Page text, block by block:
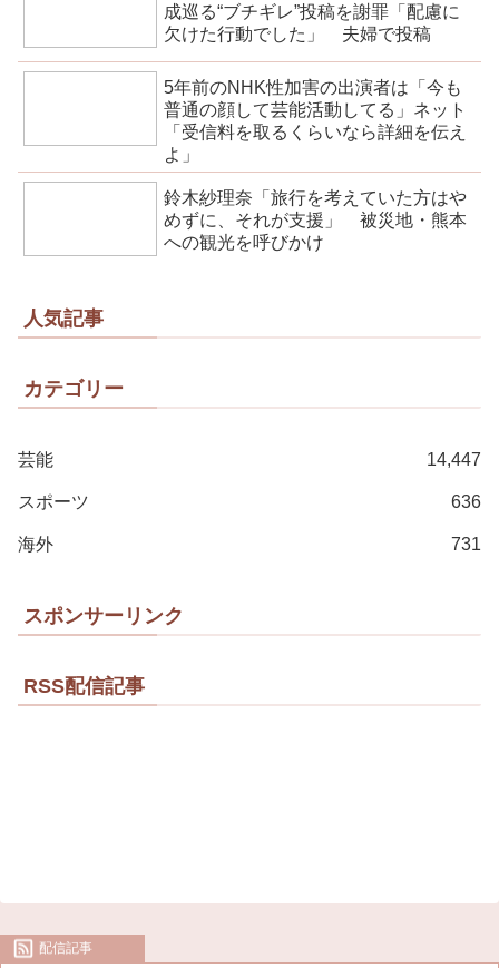
成巡る“ブチギレ”投稿を謝罪「配慮に
欠けた行動でした」 夫婦で投稿
5年前のNHK性加害の出演者は「今も
普通の顔して芸能活動してる」ネット
「受信料を取るくらいなら詳細を伝え
よ」
鈴木紗理奈「旅行を考えていた方はや
めずに、それが支援」 被災地・熊本
への観光を呼びかけ
人気記事
カテゴリー
芸能 14,447
スポーツ 636
海外 731
スポンサーリンク
RSS配信記事
配信記事